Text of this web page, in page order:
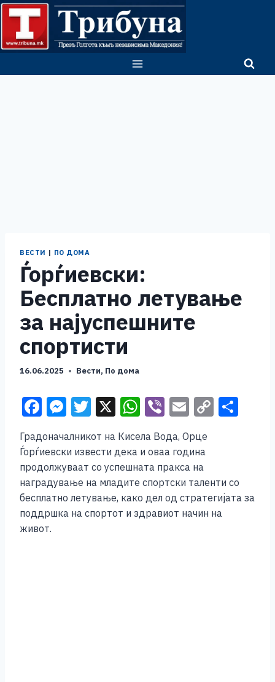
Skip
content
ВЕСТИ | ПО ДОМА
Ѓорѓиевски:
Бесплатно летување
за најуспешните
спортисти
16.06.2025 Вести, По дома
F
c
e
b
o
o
M
ss
e
n
g
er
T
tt
er
X W
at
s
A
p
p
Vi
er
E
ai
l
C
Li
n
k
Градоначалникот на Кисела Вода, Орце
Ѓорѓиевски извести дека и оваа година
продолжуваат со успешната пракса на
наградување на младите спортски таленти со
бесплатно летување, како дел од стратегијата за
поддршка на спортот и здравиот начин на
живот.